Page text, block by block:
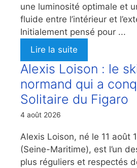
une luminosité optimale et
fluide entre l’intérieur et
Initialement pensé pour ...
Lire la suite
Alexis Loison : le
normand qui a
Solitaire du Figaro
4 août 2026
Alexis Loison, né le 11 août
(Seine-Maritime), est l’un
plus réguliers et respectés